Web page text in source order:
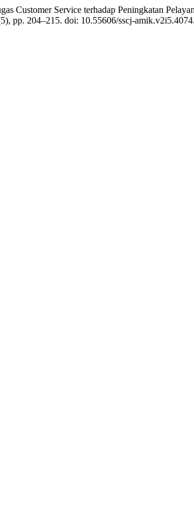
Customer Service terhadap Peningkatan
pp. 204–215. doi: 10.55606/sscj-amik.v2i5.4074.